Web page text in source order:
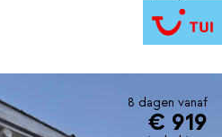
en Domaine skiable de la Poya.
beginners en gezinnen met
dit skigebied heb je een
van Chamonix en de
de Balme biedt 29 kilometer aan
8 dagen vanaf
€ 919